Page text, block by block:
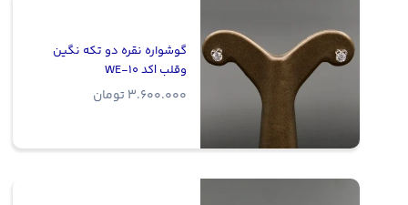
گوشواره نقره دو تکه نگین
وقلب |‌کد WE-10
3.600.000 تومان